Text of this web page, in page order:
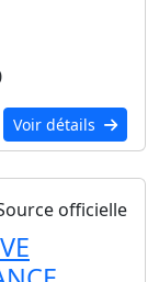
Voir détails
officielle